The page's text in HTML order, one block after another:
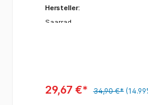
Hersteller:
Saarrad
29,67 €* 34,90 €*